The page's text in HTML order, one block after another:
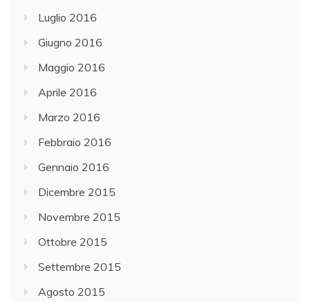
Luglio 2016
Giugno 2016
Maggio 2016
Aprile 2016
Marzo 2016
Febbraio 2016
Gennaio 2016
Dicembre 2015
Novembre 2015
Ottobre 2015
Settembre 2015
Agosto 2015